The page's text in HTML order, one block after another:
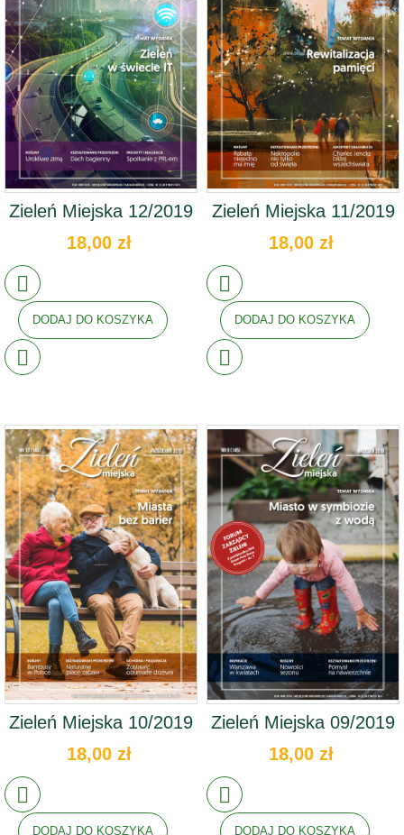
Zieleń Miejska 12/2019
18,00 zł
DODAJ DO KOSZYKA
Zieleń Miejska 11/2019
18,00 zł
DODAJ DO KOSZYKA
Zieleń Miejska 10/2019
18,00 zł
DODAJ DO KOSZYKA
Zieleń Miejska 09/2019
18,00 zł
DODAJ DO KOSZYKA